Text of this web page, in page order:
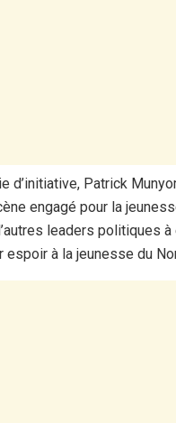
d’initiative, Patrick
engagé pour la
leaders politiques
espoir à la jeunesse du